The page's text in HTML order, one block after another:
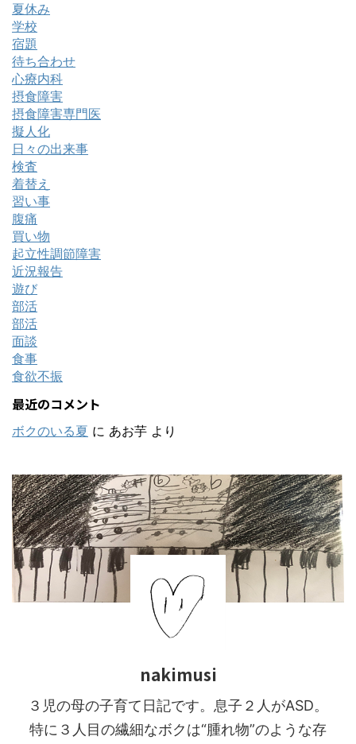
夏休み
学校
宿題
待ち合わせ
心療内科
摂食障害
摂食障害専門医
擬人化
日々の出来事
検査
着替え
習い事
腹痛
買い物
起立性調節障害
近況報告
遊び
部活
部活
面談
食事
食欲不振
最近のコメント
ボクのいる夏 に あお芋 より
nakimusi
３児の母の子育て日記です。息子２人がASD。
特に３人目の繊細なボクは“腫れ物”のような存